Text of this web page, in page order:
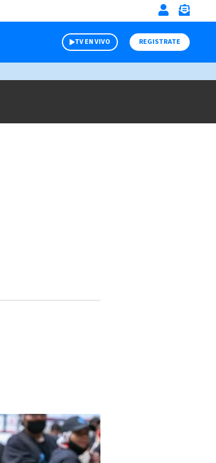
TV EN VIVO REGISTRATE